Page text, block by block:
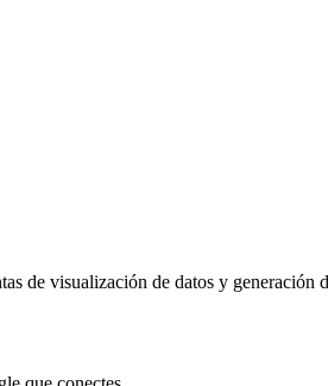
de visualización de datos y generación